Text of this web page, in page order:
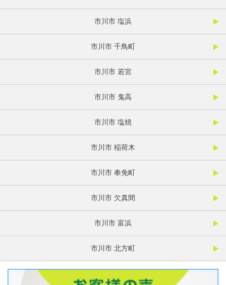
市川市 塩浜
市川市 千鳥町
市川市 若宮
市川市 鬼高
市川市 塩焼
市川市 稲荷木
市川市 奉免町
市川市 欠真間
市川市 富浜
市川市 北方町